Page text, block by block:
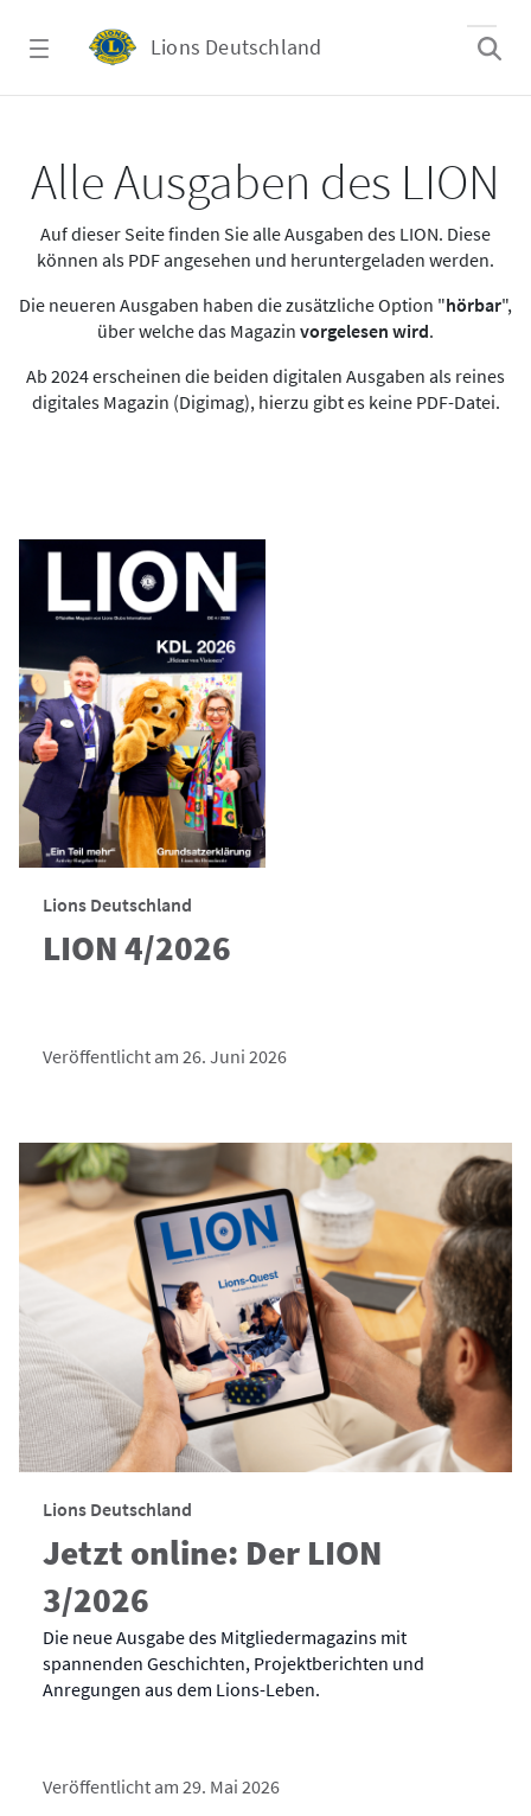
Lions Deutschland
Alle Ausgaben des LION
Auf dieser Seite finden Sie alle Ausgaben des LION. Diese
können als PDF angesehen und heruntergeladen werden.
Die neueren Ausgaben haben die zusätzliche Option "hörbar",
über welche das Magazin vorgelesen wird.
Ab 2024 erscheinen die beiden digitalen Ausgaben als reines
digitales Magazin (Digimag), hierzu gibt es keine PDF-Datei.
Lions Deutschland
LION 4/2026
Veröffentlicht am 26. Juni 2026
Lions Deutschland
Jetzt online: Der LION
3/2026
Die neue Ausgabe des Mitgliedermagazins mit
spannenden Geschichten, Projektberichten und
Anregungen aus dem Lions-Leben.
Veröffentlicht am 29. Mai 2026